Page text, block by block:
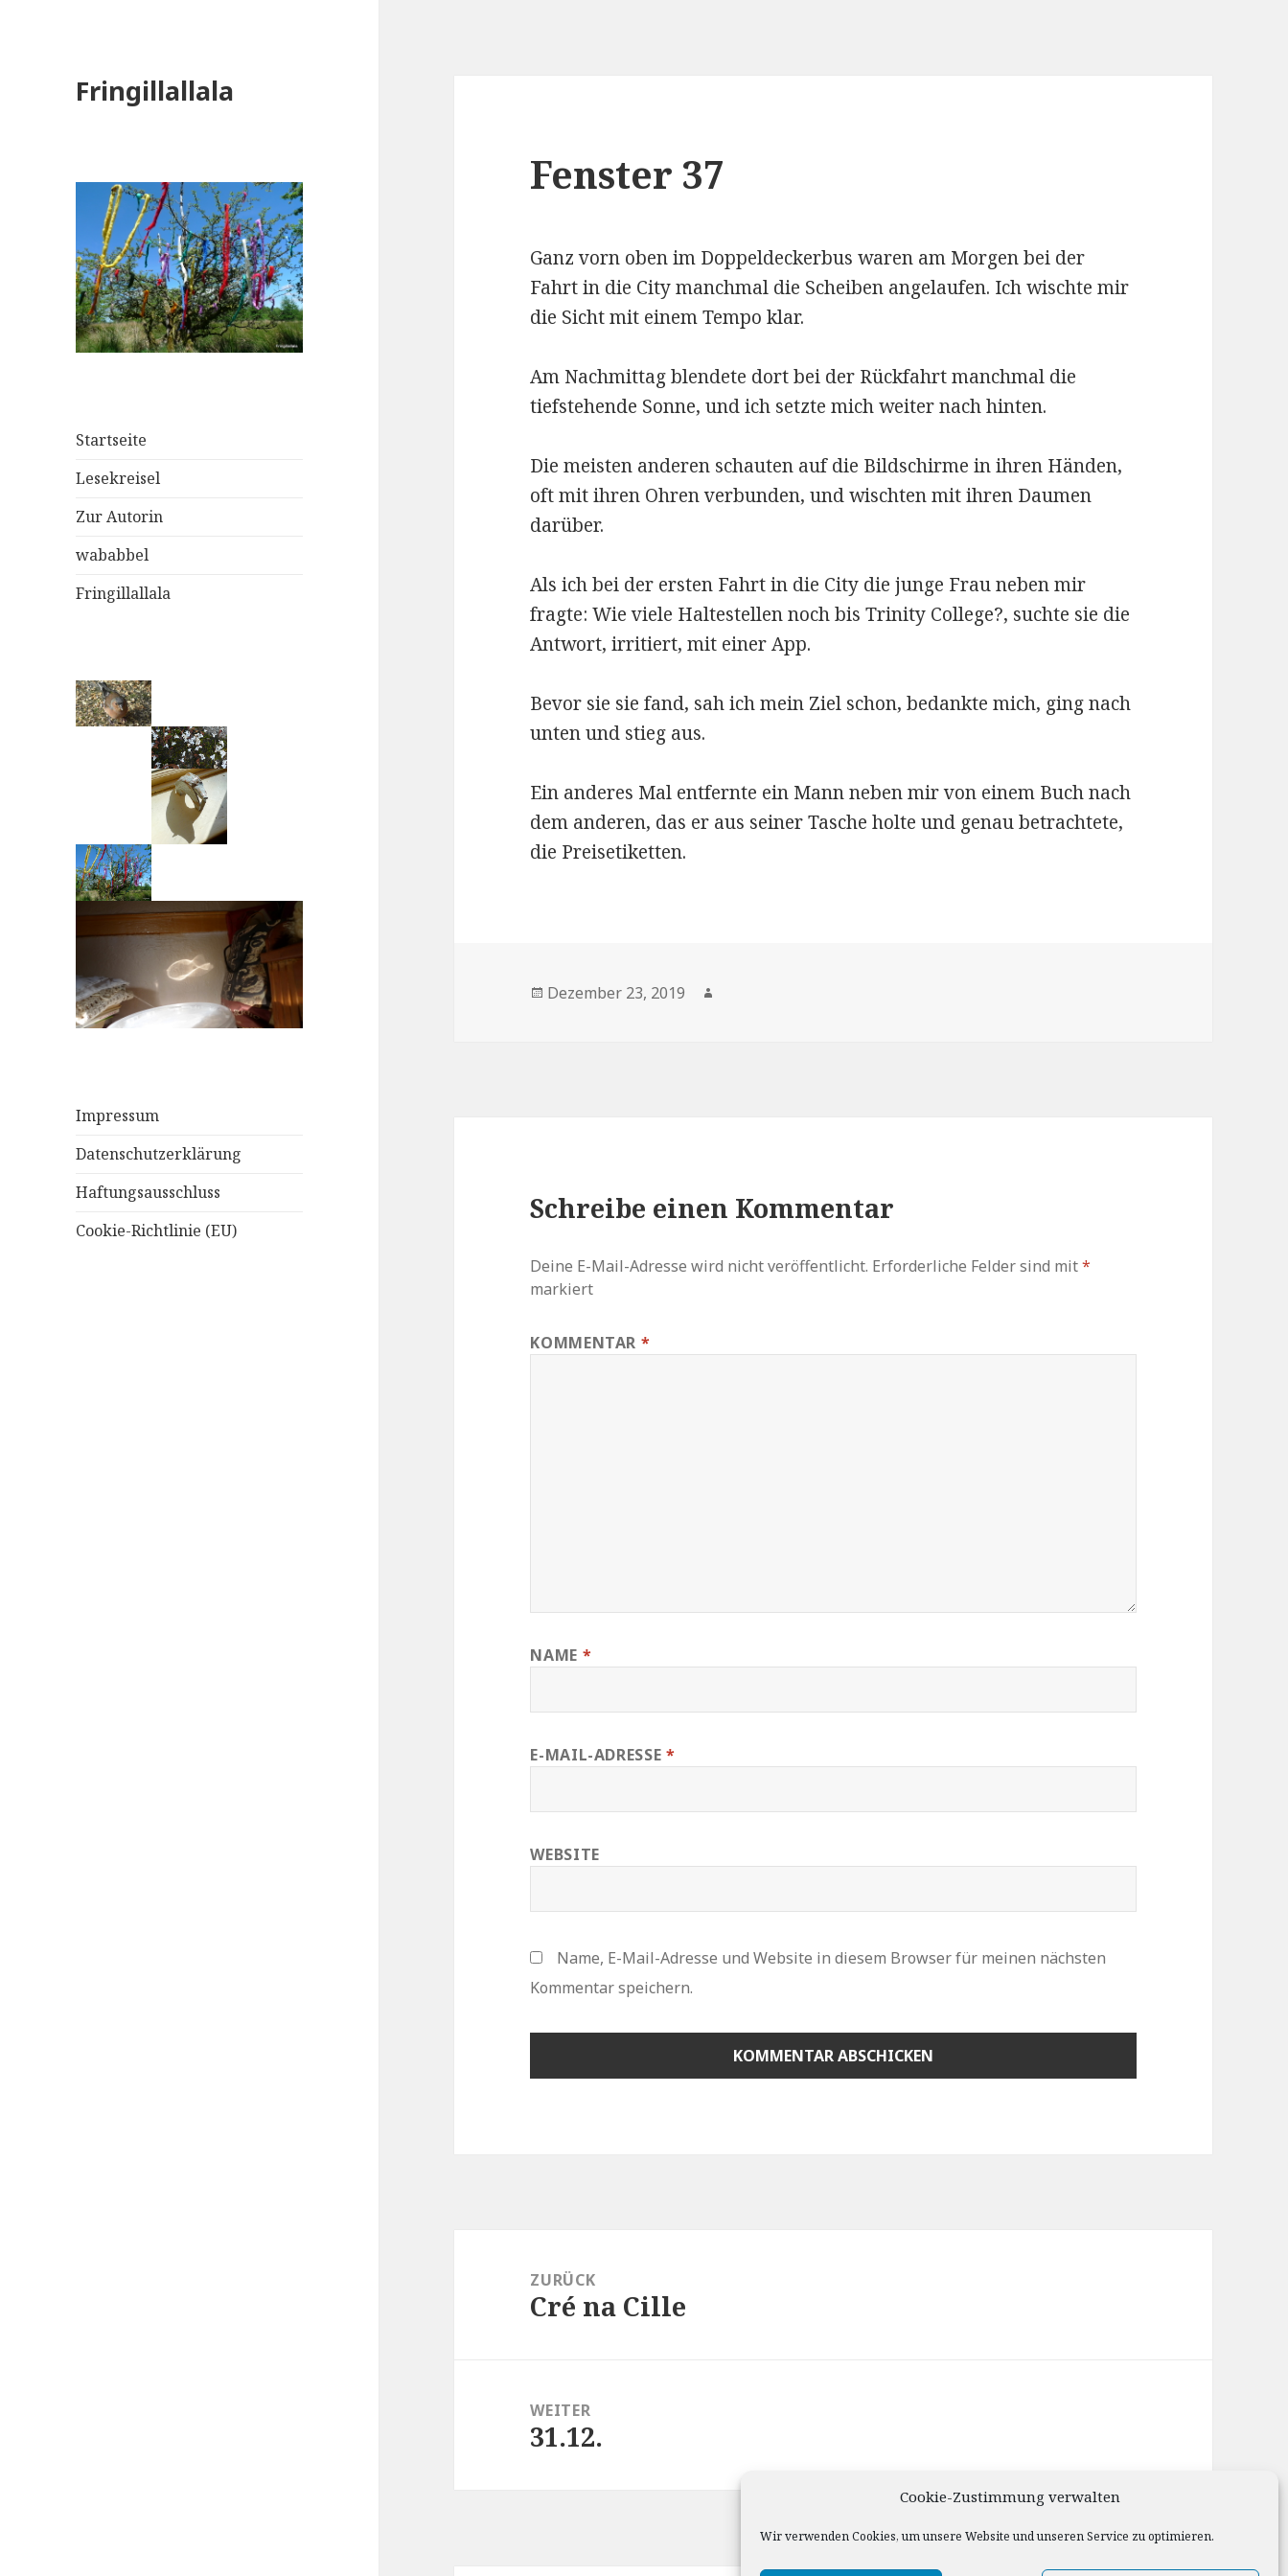
Cookie-Zustimmung verwalten
Wir verwenden Cookies, um unsere Website und unseren Service zu optimieren.
Fringillallala
Startseite
Lesekreisel
Zur Autorin
wababbel
Fringillallala
Impressum
Datenschutzerklärung
Haftungsausschluss
Cookie-Richtlinie (EU)
Fenster 37
Ganz vorn oben im Doppeldeckerbus waren am Morgen bei der
Fahrt in die City manchmal die Scheiben angelaufen. Ich wischte mir
die Sicht mit einem Tempo klar.
Am Nachmittag blendete dort bei der Rückfahrt manchmal die
tiefstehende Sonne, und ich setzte mich weiter nach hinten.
Die meisten anderen schauten auf die Bildschirme in ihren Händen,
oft mit ihren Ohren verbunden, und wischten mit ihren Daumen
darüber.
Als ich bei der ersten Fahrt in die City die junge Frau neben mir
fragte: Wie viele Haltestellen noch bis Trinity College?, suchte sie die
Antwort, irritiert, mit einer App.
Bevor sie sie fand, sah ich mein Ziel schon, bedankte mich, ging nach
unten und stieg aus.
Ein anderes Mal entfernte ein Mann neben mir von einem Buch nach
dem anderen, das er aus seiner Tasche holte und genau betrachtete,
die Preisetiketten.
Veröffentlicht
Dezember 23, 2019
Schreibe einen Kommentar
Deine E-Mail-Adresse wird nicht veröffentlicht. Erforderliche Felder sind mit*
markiert
KOMMENTAR *
NAME *
E-MAIL-ADRESSE *
WEBSITE
Name, E-Mail-Adresse und Website in diesem Browser für meinen nächsten
Kommentar speichern.
ZURÜCK
Vorheriger
Cré na Cille
WEITER
Nächster
31.12.